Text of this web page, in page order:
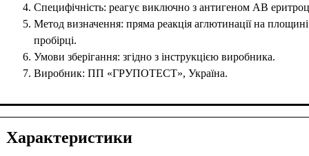
Специфічність: реагує виключно з антигеном АВ
Метод визначення: пряма реакція аглютинації на
пробірці.
Умови зберігання: згідно з інструкцією виробника.
Виробник: ПП «ГРУПОТЕСТ», Україна.
Характеристики